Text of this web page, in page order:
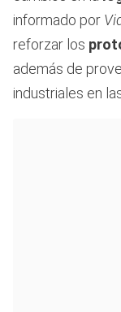
informado por
reforzar los
además de
industriales en